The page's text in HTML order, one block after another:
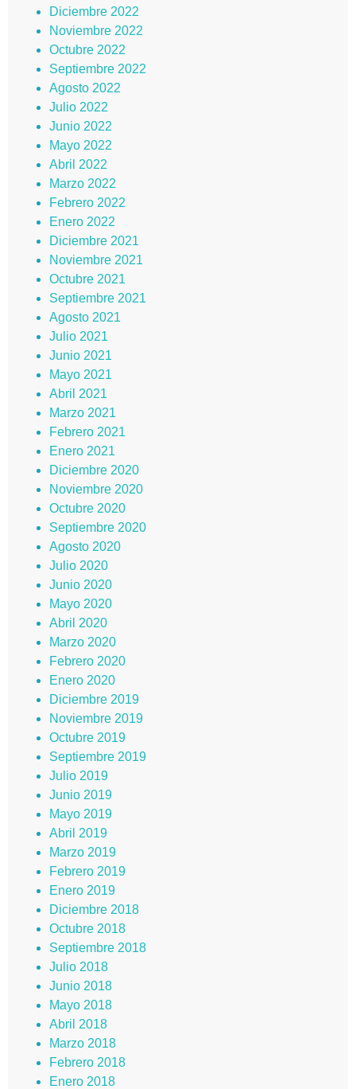
Diciembre 2022
Noviembre 2022
Octubre 2022
Septiembre 2022
Agosto 2022
Julio 2022
Junio 2022
Mayo 2022
Abril 2022
Marzo 2022
Febrero 2022
Enero 2022
Diciembre 2021
Noviembre 2021
Octubre 2021
Septiembre 2021
Agosto 2021
Julio 2021
Junio 2021
Mayo 2021
Abril 2021
Marzo 2021
Febrero 2021
Enero 2021
Diciembre 2020
Noviembre 2020
Octubre 2020
Septiembre 2020
Agosto 2020
Julio 2020
Junio 2020
Mayo 2020
Abril 2020
Marzo 2020
Febrero 2020
Enero 2020
Diciembre 2019
Noviembre 2019
Octubre 2019
Septiembre 2019
Julio 2019
Junio 2019
Mayo 2019
Abril 2019
Marzo 2019
Febrero 2019
Enero 2019
Diciembre 2018
Octubre 2018
Septiembre 2018
Julio 2018
Junio 2018
Mayo 2018
Abril 2018
Marzo 2018
Febrero 2018
Enero 2018